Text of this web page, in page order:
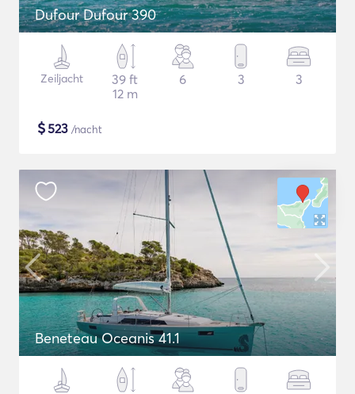
Dufour Dufour 390
Zeiljacht
39 ft
12 m
6 3 3
$523 /nacht
Beneteau Oceanis 41.1